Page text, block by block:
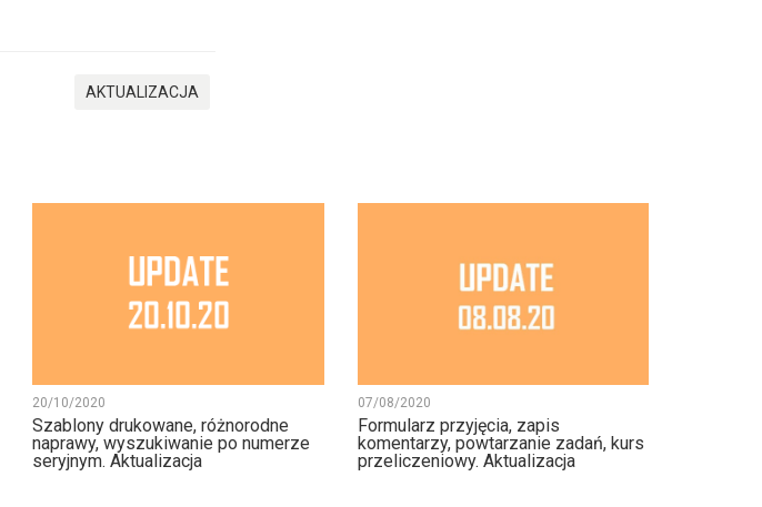
AKTUALIZACJA
20/10/2020
Szablony drukowane, różnorodne
naprawy, wyszukiwanie po numerze
seryjnym. Aktualizacja
07/08/2020
Formularz przyjęcia, zapis
komentarzy, powtarzanie zadań, kurs
przeliczeniowy. Aktualizacja